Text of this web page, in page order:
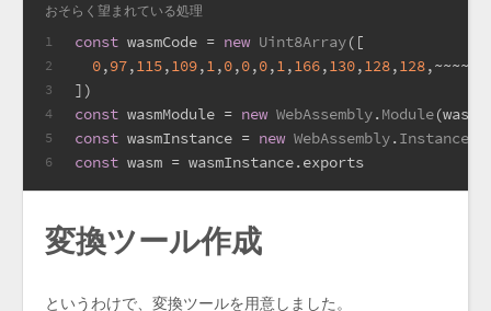
おそらく望まれている処理
1
2
3
4
5
6
const wasmCode = new Uint8Array([
0,97, 115, 109, 1 ,0,0,0, 1 , 166, 130, 128, 128,~~~~~
])
const wasmModule = new WebAssembly.Module
const wasmInstance = new WebAssembly.Instance
const wasm = wasmInstance.exports
変換ツール作成
というわけで、変換ツールを用意しました。